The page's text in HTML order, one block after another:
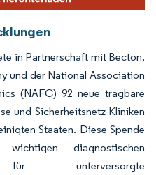
in Partnerschaft mit Becton,
und der National Association
(NAFC) 92 neue tragbare
und Sicherheitsnetz-Kliniken
Staaten. Diese Spende
diagnostischen
für unterversorgte